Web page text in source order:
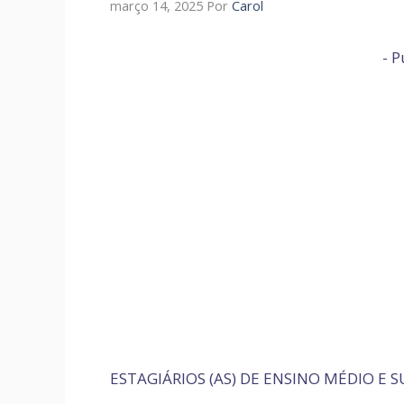
março 14, 2025 Por Carol
-
ESTAGIÁRIOS (AS) DE ENSINO MÉDIO E